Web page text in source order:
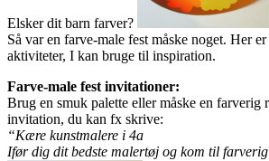
Elsker dit barn farver?
Så var en farve-male fest måske noget. Her
aktiviteter, I kan bruge til inspiration.
Farve-male fest invitationer:
Brug en smuk palette eller måske en farverig
invitation, du kan fx skrive:
“Kære kunstmalere i 4a
Ifør dig dit bedste malertøj og kom til farverig